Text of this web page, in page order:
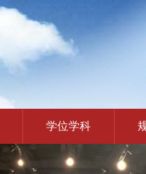
学位学科